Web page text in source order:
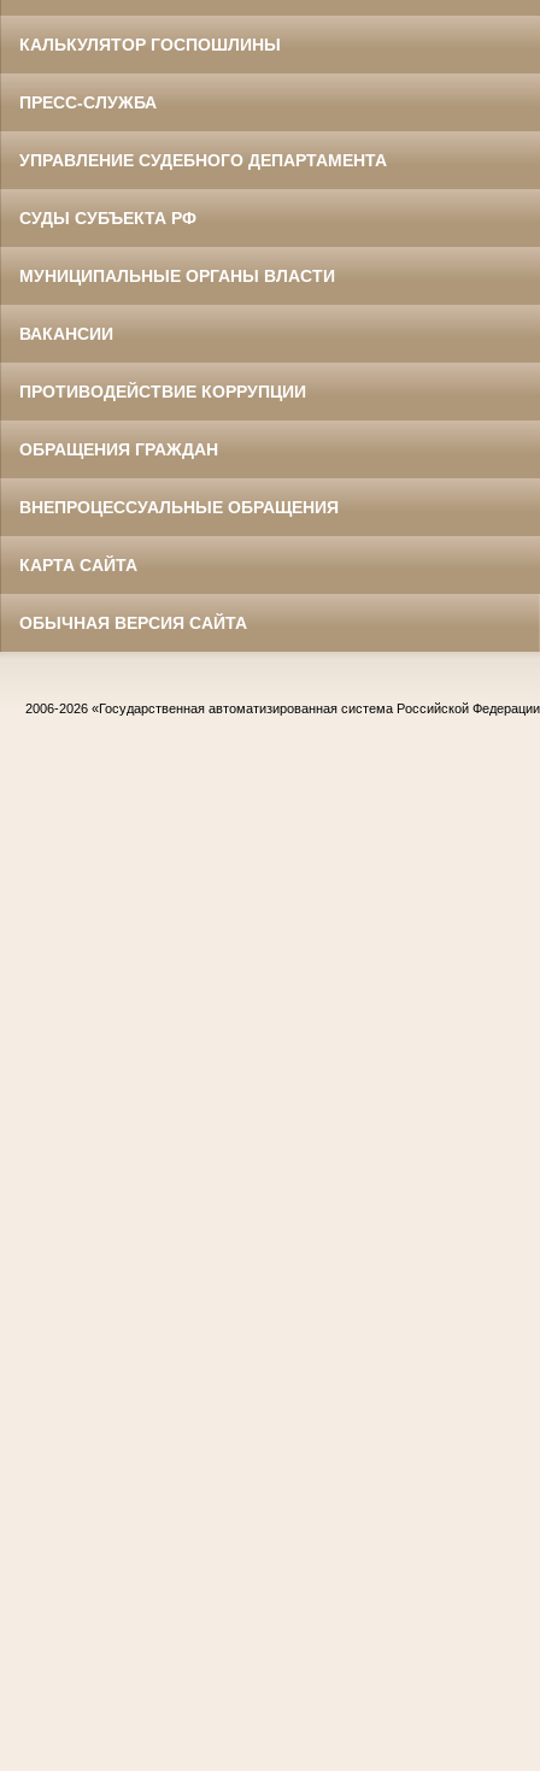
КАЛЬКУЛЯТОР ГОСПОШЛИНЫ
ПРЕСС-СЛУЖБА
УПРАВЛЕНИЕ СУДЕБНОГО ДЕПАРТАМЕНТА
СУДЫ СУБЪЕКТА РФ
МУНИЦИПАЛЬНЫЕ ОРГАНЫ ВЛАСТИ
ВАКАНСИИ
ПРОТИВОДЕЙСТВИЕ КОРРУПЦИИ
ОБРАЩЕНИЯ ГРАЖДАН
ВНЕПРОЦЕССУАЛЬНЫЕ ОБРАЩЕНИЯ
КАРТА САЙТА
ОБЫЧНАЯ ВЕРСИЯ САЙТА
2006-2026 «Государственная автоматизированная система Российской